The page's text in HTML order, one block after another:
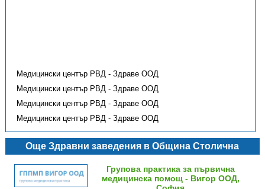
Медицински център РВД - Здраве ООД
Медицински център РВД - Здраве ООД
Медицински център РВД - Здраве ООД
Медицински център РВД - Здраве ООД
Още Здравни заведения в Община Столична
Групова практика за първична
медицинска помощ - Вигор ООД,